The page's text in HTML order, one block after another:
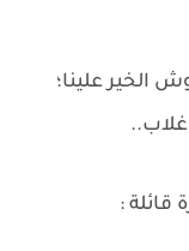
الخير علينا؛
: